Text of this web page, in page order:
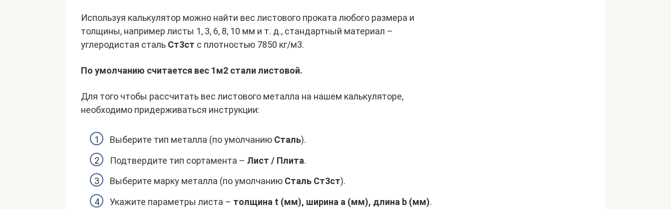
Используя калькулятор можно найти вес листового проката любого размера и
толщины, например листы 1, 3, 6, 8, 10 мм и т. д., стандартный материал –
углеродистая сталь Ст3ст с плотностью 7850 кг/м3.
По умолчанию считается вес 1м2 стали листовой.
Для того чтобы рассчитать вес листового металла на нашем калькуляторе,
необходимо придерживаться инструкции:
Выберите тип металла (по умолчанию Сталь).
Подтвердите тип сортамента – Лист / Плита.
Выберите марку металла (по умолчанию Сталь Ст3ст).
Укажите параметры листа – толщина t (мм), ширина a (мм), длина b (мм).